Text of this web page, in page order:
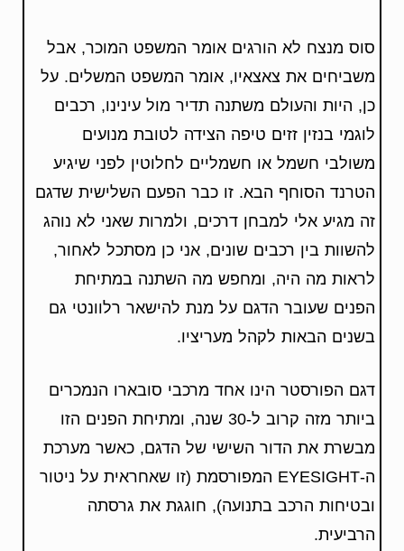
סוס מנצח לא הורגים אומר המשפט המוכר, אבל
משביחים את צאצאיו, אומר המשפט המשלים. על
כן, היות והעולם משתנה תדיר מול עינינו, רכבים
לוגמי בנזין זזים טיפה הצידה לטובת מנועים
משולבי חשמל או חשמליים לחלוטין לפני שיגיע
הטרנד הסוחף הבא. זו כבר הפעם השלישית שדגם
זה מגיע אלי למבחן דרכים, ולמרות שאני לא נוהג
להשוות בין רכבים שונים, אני כן מסתכל לאחור,
לראות מה היה, ומחפש מה השתנה במתיחת
הפנים שעובר הדגם על מנת להישאר רלוונטי גם
בשנים הבאות לקהל מעריציו.
דגם הפורסטר הינו אחד מרכבי סובארו הנמכרים
ביותר מזה קרוב ל-30 שנה, ומתיחת הפנים הזו
מבשרת את הדור השישי של הדגם, כאשר מערכת
ה-EYESIGHT המפורסמת (זו שאחראית על ניטור
ובטיחות הרכב בתנועה), חוגגת את גרסתה
הרביעית.